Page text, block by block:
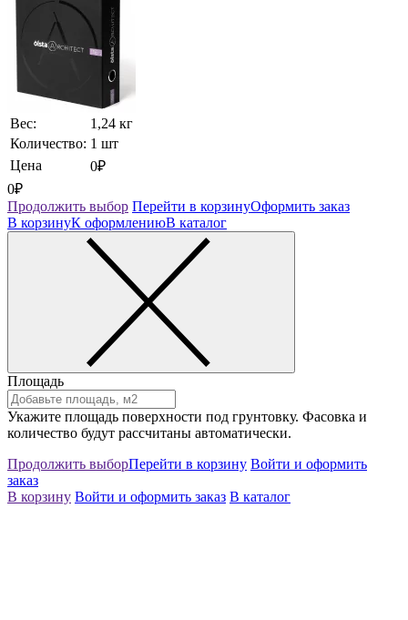
Вес:
1,24 кг
Количество: 1 шт
Цена
0₽
0₽
Продолжить выбор Перейти в корзинуОформить заказ
В корзинуК оформлениюВ каталог
Площадь
Укажите площадь поверхности под грунтовку. Фасовка и
количество будут рассчитаны автоматически.
Продолжить выборПерейти в корзину Войти и оформить
заказ
В корзину Войти и оформить заказ В каталог